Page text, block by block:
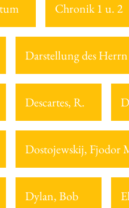
Chronik 1 u. 2
Darstellung des Herrn
Descartes, R.
Dostojewskij, Fjodor
Dylan, Bob